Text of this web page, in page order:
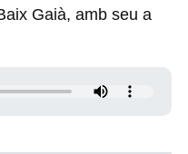
Gaià, amb seu a